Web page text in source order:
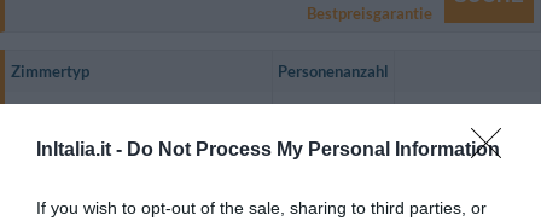
InItalia.it - Do Not Process My Personal Information
If you wish to opt-out of the sale, sharing to third parties, or
Bestpreisgarantie
Zimmertyp Personenanzahl
Doppelbettzimmer 2 PREISE ANZEIGEN